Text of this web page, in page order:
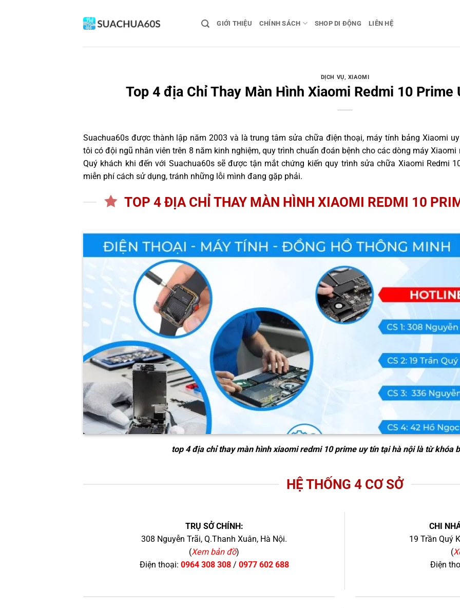
GIỚI THIỆU CHÍNH SÁCH SHOP DI ĐỘNG LIÊN HỆ
DỊCH VỤ, XIAOMI
Top 4 địa Chỉ Thay Màn Hình Xiaomi Redmi 10 Prime
Suachua60s được thành lập năm 2003 và là trung tâm sửa chữa điện thoại, máy tính bảng Xiaomi
tôi có đội ngũ nhân viên trên 8 năm kinh nghiệm, quy trình chuẩn đoán bệnh cho các dòng máy
Quý khách khi đến với Suachua60s sẽ được tận mắt chứng kiến quy trình sửa chữa Xiaomi Redmi
miễn phí cách sử dụng, tránh những lỗi mình đang gặp phải.
TOP 4 ĐỊA CHỈ THAY MÀN HÌNH XIAOMI REDMI 10
top 4 địa chỉ thay màn hình xiaomi redmi 10 prime uy tín tại hà nộilà từ khóa
HỆ THỐNG 4 CƠ SỞ
TRỤ SỞ CHÍNH:
308 Nguyễn Trãi, Q.Thanh Xuân, Hà Nội.
(Xem bản đồ)
Điện thoại: 0964 308 308/ 0977 602 688
CHI
19 Trần Quý
(
Điện